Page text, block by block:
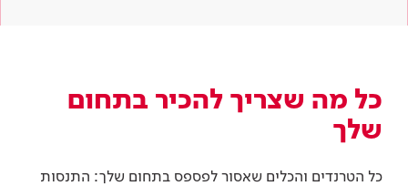
כל מה שצריך להכיר בתחום
שלך
כל הטרנדים והכלים שאסור לפספס בתחום שלך: התנסות